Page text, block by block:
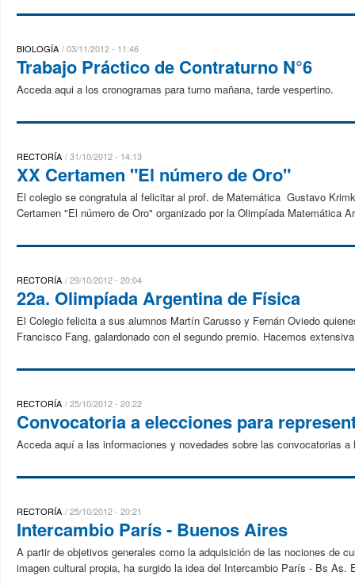
BIOLOGÍA 03/11/2012 - 11:46
Trabajo Práctico de Contraturno N°6
Acceda aqui a los cronogramas para turno mañana, tarde vespertino.
RECTORÍA 31/10/2012 - 14:13
XX Certamen "El número de Oro"
El colegio se congratula al felicitar al prof. de Matemática Gustavo
Certamen "El número de Oro" organizado por la Olimpíada Matemática
RECTORÍA 29/10/2012 - 20:04
22a. Olimpíada Argentina de Física
El Colegio felicita a sus alumnos Martín Carusso y Fernán Oviedo
Francisco Fang, galardonado con el segundo premio. Hacemos
RECTORÍA 25/10/2012 - 20:22
Convocatoria a elecciones para
Acceda aquí a las informaciones y novedades sobre las convocatorias
RECTORÍA 25/10/2012 - 20:21
Intercambio París - Buenos Aires
A partir de objetivos generales como la adquisición de las nociones de
imagen cultural propia, ha surgido la idea del Intercambio París - Bs As.